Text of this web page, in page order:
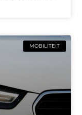
MOBILITEIT